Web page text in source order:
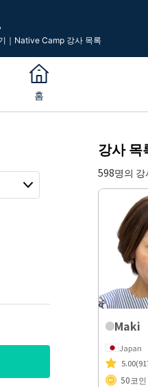
｜Native Camp 강사 목록
홈
강사 목
598명의 강
Maki
Japan
5.00
50코인